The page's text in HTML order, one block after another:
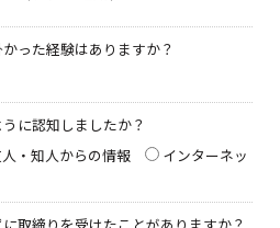
った経験はありますか？
に認知しましたか？
・知人からの情報
インターネッ